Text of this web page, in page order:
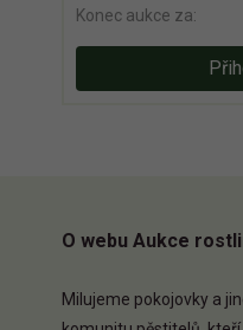
Konec aukce za:
O webu Aukce
Milujeme pokojovky a